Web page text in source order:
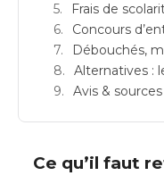
Frais de
Concours
Débouchés,
Alternatives :
Avis & sources
Ce qu’il faut